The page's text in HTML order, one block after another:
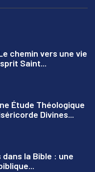
chemin vers une vie
Saint...
Étude Théologique
Divines...
la Bible : une